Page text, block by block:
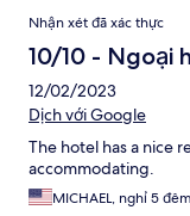
Nhận xét đã xác thực
10/10 - Ngoại
12/02/2023
Dịch với Google
The hotel has a nice
accommodating.
MICHAEL, nghỉ 5 đêm